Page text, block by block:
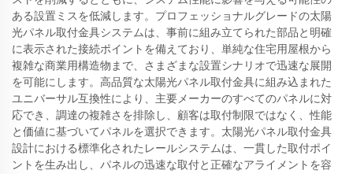
ある設置ミスを低減します。プロフェッショナルグレードの太陽
光パネル取付金具システムは、事前に組み立てられた部品と明確
に表示された接続ポイントを備えており、単純な住宅用屋根から
複雑な商業用構造物まで、さまざまな設置シナリオで迅速な展開
を可能にします。高品質な太陽光パネル取付金具に組み込まれた
ユニバーサル互換性により、主要メーカーのすべてのパネルに対
応でき、調達の複雑さを排除し、顧客は取付制限ではなく、性能
と価値に基づいてパネルを選択できます。太陽光パネル取付金具
設計における標準化されたレールシステムは、一貫した取付ポイ
ントを生み出し、パネルの迅速な取付と正確なアライメントを容